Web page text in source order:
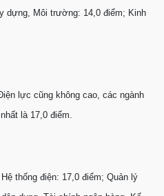
dựng, Môi trường: 14,0 điểm; Kinh
lực cũng không cao, các ngành
là 17,0 điểm.
thống điện: 17,0 điểm; Quản lý